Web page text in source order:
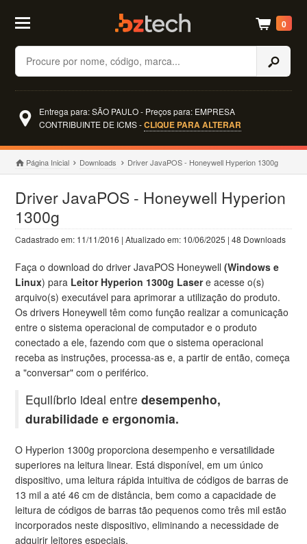
Buscar
0
Entrega para: SÃO PAULO - Preços para: EMPRESA
CONTRIBUINTE DE ICMS -CLIQUE PARA ALTERAR
Página Inicial Downloads Driver JavaPOS - Honeywell Hyperion 1300g
Driver JavaPOS - Honeywell Hyperion
1300g
Cadastrado em: 11/11/2016 | Atualizado em: 10/06/2025 | 48 Downloads
Faça o download do driver JavaPOS Honeywell(Windows e
Linux) para Leitor Hyperion 1300g Lasere acesse o(s)
arquivo(s) executável para aprimorar a utilização do produto.
Os drivers Honeywell têm como função realizar a comunicação
entre o sistema operacional de computador e o produto
conectado a ele, fazendo com que o sistema operacional
receba as instruções, processa-as e, a partir de então, começa
a "conversar" com o periférico.
Equilíbrio ideal entredesempenho,
durabilidade e ergonomia.
O Hyperion 1300g proporciona desempenho e versatilidade
superiores na leitura linear. Está disponível, em um único
dispositivo, uma leitura rápida intuitiva de códigos de barras de
13 mil a até 46 cm de distância, bem como a capacidade de
leitura de códigos de barras tão pequenos como três mil estão
incorporados neste dispositivo, eliminando a necessidade de
adquirir leitores especiais.